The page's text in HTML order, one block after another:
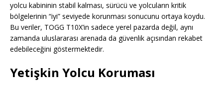
yolcu kabininin stabil kalması, sürücü ve yolcuların kritik
bölgelerinin “iyi” seviyede korunması sonucunu ortaya koydu.
Bu veriler, TOGG T10X’in sadece yerel pazarda değil, aynı
zamanda uluslararası arenada da güvenlik açısından rekabet
edebileceğini göstermektedir.
Yetişkin Yolcu Koruması